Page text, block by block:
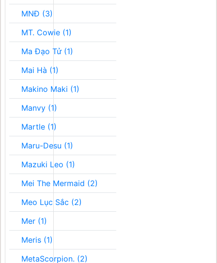
MNĐ (3)
MT. Cowie (1)
Ma Đạo Tử (1)
Mai Hà (1)
Makino Maki (1)
Manvy (1)
Martle (1)
Maru-Desu (1)
Mazuki Leo (1)
Mei The Mermaid (2)
Meo Lục Sắc (2)
Mer (1)
Meris (1)
MetaScorpion. (2)